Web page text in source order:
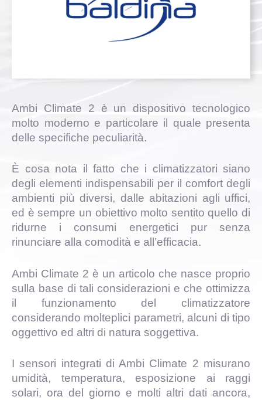
Ambi Climate 2 è un dispositivo tecnologico
molto moderno e particolare il quale presenta
delle specifiche peculiarità.
È cosa nota il fatto che i climatizzatori siano
degli elementi indispensabili per il comfort degli
ambienti più diversi, dalle abitazioni agli uffici,
ed è sempre un obiettivo molto sentito quello di
ridurne i consumi energetici pur senza
rinunciare alla comodità e all’efficacia.
Ambi Climate 2 è un articolo che nasce proprio
sulla base di tali considerazioni e che ottimizza
il funzionamento del climatizzatore
considerando molteplici parametri, alcuni di tipo
oggettivo ed altri di natura soggettiva.
I sensori integrati di Ambi Climate 2 misurano
umidità, temperatura, esposizione ai raggi
solari, ora del giorno e molti altri dati ancora,